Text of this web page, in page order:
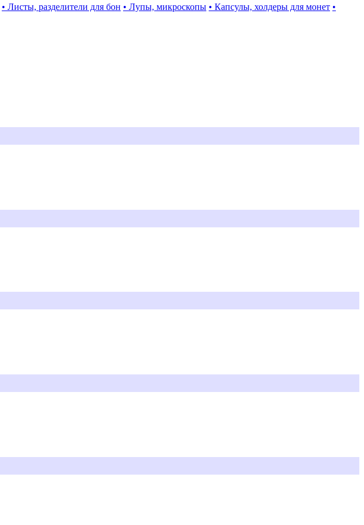
• Листы, разделители для бон • Лупы, микроскопы • Капсулы, холдеры для монет •